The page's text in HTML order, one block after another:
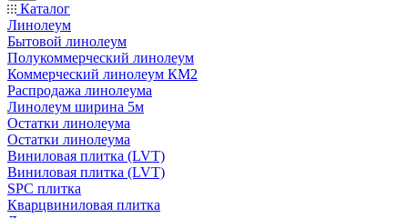
Каталог
Линолеум
Бытовой линолеум
Полукоммерческий линолеум
Коммерческий линолеум КМ2
Распродажа линолеума
Линолеум ширина 5м
Остатки линолеума
Остатки линолеума
Виниловая плитка (LVT)
Виниловая плитка (LVT)
SPC плитка
Кварцвиниловая плитка